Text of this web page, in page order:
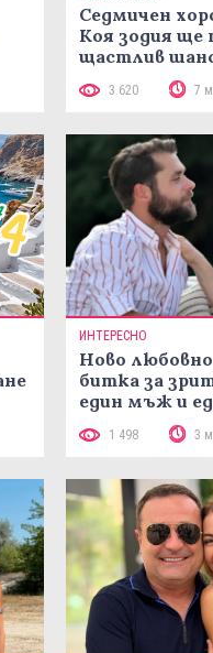
Седмичен
Коя зодия ще
щастлив
3 620 7
ИНТЕРЕСНО
Ново
битка за
един мъж и
1 498 3